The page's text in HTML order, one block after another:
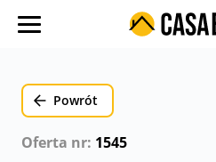
Oferty w regionach
Ulubione oferty
Powrót
Oferta nr: 1545